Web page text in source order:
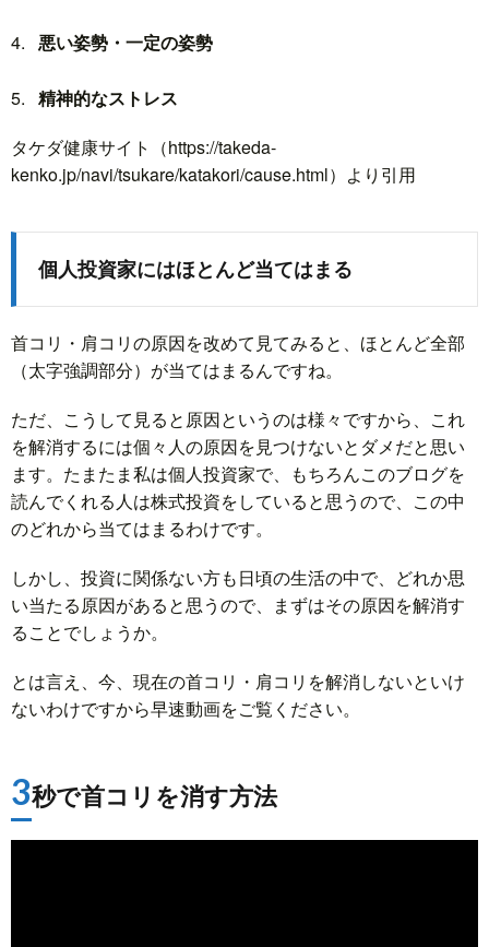
悪い姿勢・一定の姿勢
精神的なストレス
タケダ健康サイト（https://takeda-
kenko.jp/navi/tsukare/katakori/cause.html）より引用
個人投資家にはほとんど当てはまる
首コリ・肩コリの原因を改めて見てみると、ほとんど全部
（太字強調部分）が当てはまるんですね。
ただ、こうして見ると原因というのは様々ですから、これ
を解消するには個々人の原因を見つけないとダメだと思い
ます。たまたま私は個人投資家で、もちろんこのブログを
読んでくれる人は株式投資をしていると思うので、この中
のどれから当てはまるわけです。
しかし、投資に関係ない方も日頃の生活の中で、どれか思
い当たる原因があると思うので、まずはその原因を解消す
ることでしょうか。
とは言え、今、現在の首コリ・肩コリを解消しないといけ
ないわけですから早速動画をご覧ください。
3秒で首コリを消す方法